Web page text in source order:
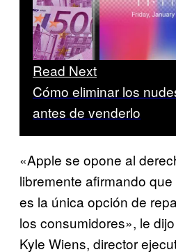
Read Next
Cómo eliminar los
antes de venderlo
«Apple se opone al
libremente afirmando
es la única opción de
los consumidores», le
Kyle Wiens, director